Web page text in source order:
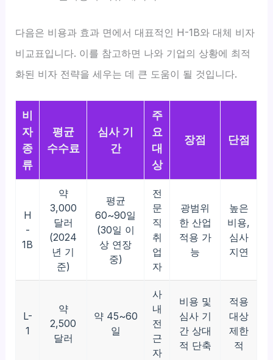
다음은 비용과 효과 면에서 대표적인 H-1B와 대체 비자
비교표입니다. 이를 참고하면 나와 기업의 상황에 최적
화된 비자 전략을 세우는 데 큰 도움이 될 것입니다.
비
자
종
류
평균
수수료
심사 기
간
주
요
대
상
장점 단점
H
-
1B
약
3,000
달러
(2024
년 기
준)
평균
60~90일
(30일 이
상 연장
중)
전
문
직
취
업
자
광범위
한 산업
적용 가
능
높은
비용,
심사
지연
L-
1
약
2,500
달러
약 45~60
일
사
내
전
근
자
비용 및
심사 기
간 상대
적 단축
적용
대상
제한
적